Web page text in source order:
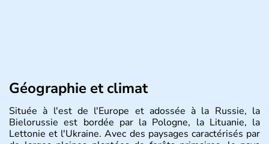
Géographie et climat
Située à l'est de l'Europe et adossée à la Russie, la
Bielorussie est bordée par la Pologne, la Lituanie, la
Lettonie et l'Ukraine. Avec des paysages caractérisés par